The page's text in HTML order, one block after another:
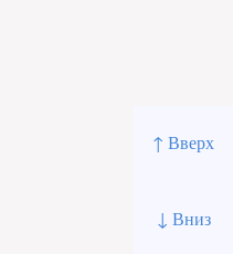
↑ Вверх
↓ Вниз